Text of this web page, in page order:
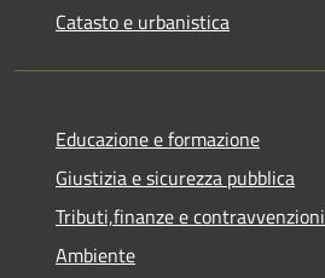
Catasto e urbanistica
Educazione e formazione
Giustizia e sicurezza pubblica
Tributi,finanze e contravvenzioni
Ambiente